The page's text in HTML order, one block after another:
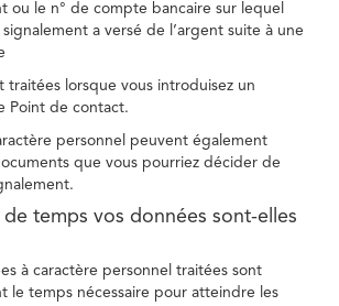
ou le n° de compte bancaire sur lequel
signalement a versé de l’argent suite à une
traitées lorsque vous introduisez un
Point de contact.
personnel peuvent également
que vous pourriez décider de
temps vos données sont-elles
à caractère personnel traitées sont
le temps nécessaire pour atteindre les